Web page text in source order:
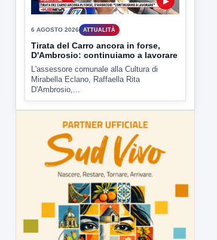
Tirata del Carro ancora in forse,
D'Ambrosio: continuiamo a lavorare
L'assessore comunale alla Cultura di
Mirabella Eclano, Raffaella Rita
D'Ambrosio,...